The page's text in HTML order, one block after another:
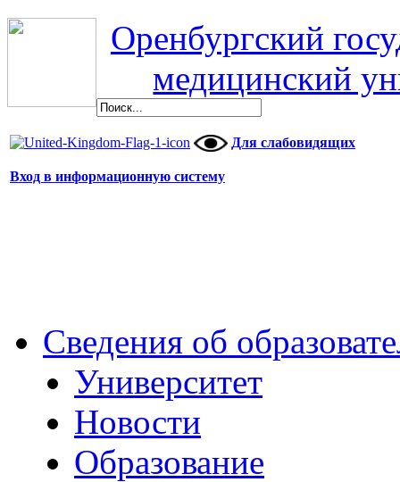
Оренбургский
медицинский
Для слабовидящих
Вход в информационную систему
Сведения об
Университет
Новости
Образование